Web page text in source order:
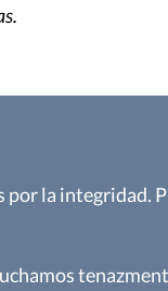
por la integridad.